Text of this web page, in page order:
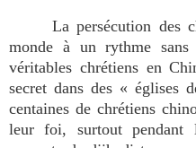
La persécution des
monde à un rythme sans
véritables chrétiens en
secret dans des « églises
centaines de chrétiens
leur foi, surtout pendant